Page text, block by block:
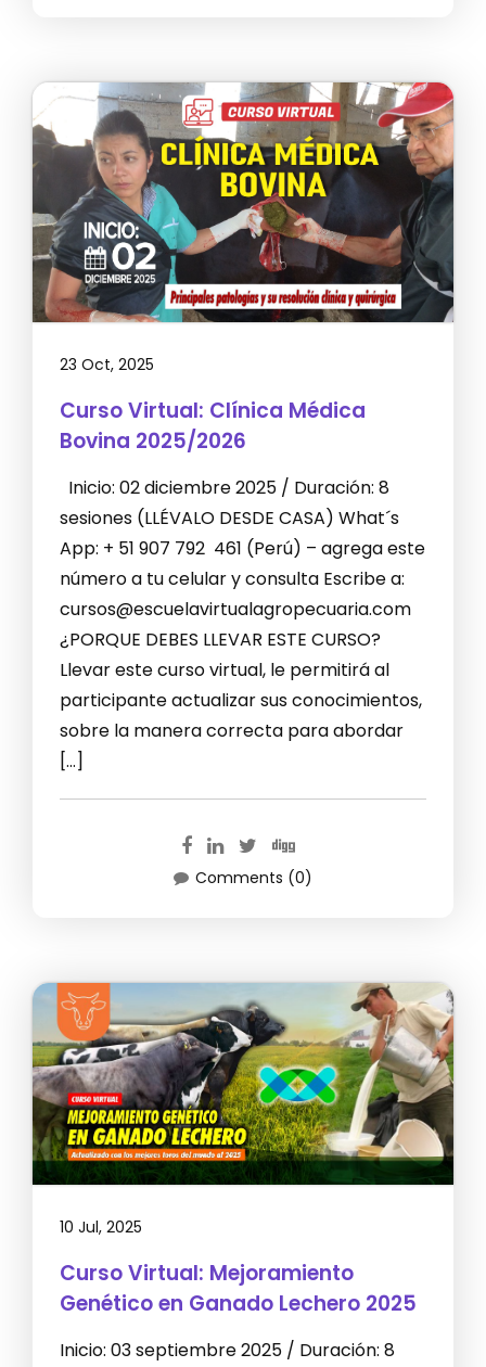
23 Oct, 2025
Curso Virtual: Clínica Médica
Bovina 2025/2026
Inicio: 02 diciembre 2025 / Duración: 8
sesiones (LLÉVALO DESDE CASA) What´s
App: + 51 907 792 461 (Perú) – agrega este
número a tu celular y consulta Escribe a:
cursos@escuelavirtualagropecuaria.com
¿PORQUE DEBES LLEVAR ESTE CURSO?
Llevar este curso virtual, le permitirá al
participante actualizar sus conocimientos,
sobre la manera correcta para abordar
[…]
Comments (0)
10 Jul, 2025
Curso Virtual: Mejoramiento
Genético en Ganado Lechero 2025
Inicio: 03 septiembre 2025 / Duración: 8